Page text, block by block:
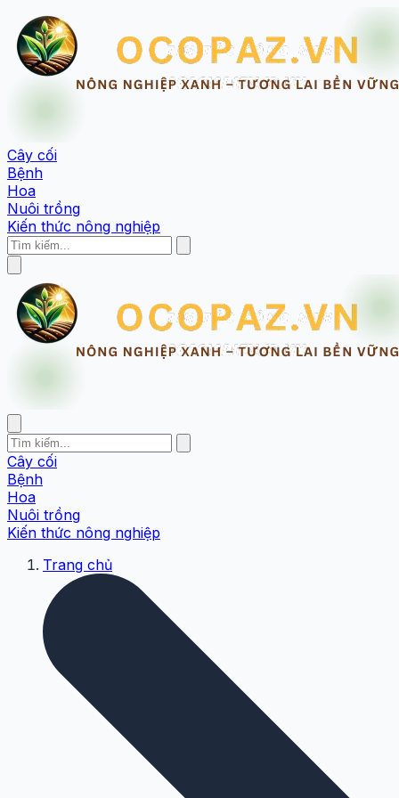
Cây cối
Bệnh
Hoa
Nuôi trồng
Kiến thức nông nghiệp
Cây cối
Bệnh
Hoa
Nuôi trồng
Kiến thức nông nghiệp
Trang chủ